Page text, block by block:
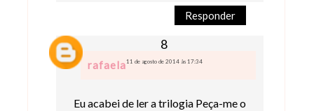
Responder
rafaela11 de agosto de 2014 às 17:34
Eu acabei de ler a trilogia Peça-me o